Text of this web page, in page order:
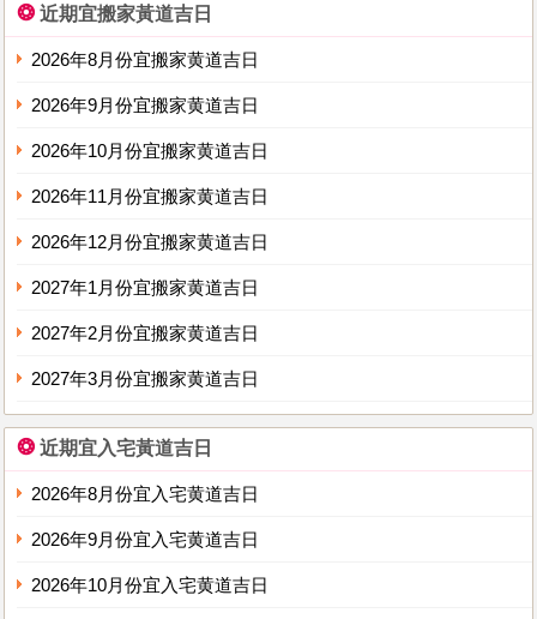
❂ 近期宜搬家黃道吉日
2026年8月份宜搬家黄道吉日
2026年9月份宜搬家黄道吉日
2026年10月份宜搬家黄道吉日
2026年11月份宜搬家黄道吉日
2026年12月份宜搬家黄道吉日
2027年1月份宜搬家黄道吉日
2027年2月份宜搬家黄道吉日
2027年3月份宜搬家黄道吉日
❂ 近期宜入宅黃道吉日
2026年8月份宜入宅黄道吉日
2026年9月份宜入宅黄道吉日
2026年10月份宜入宅黄道吉日